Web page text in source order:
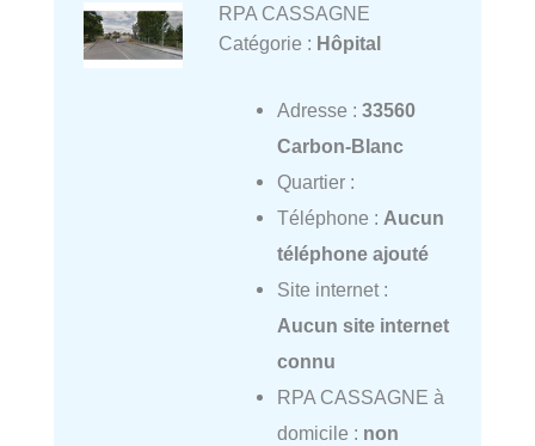
RPA CASSAGNE
Catégorie : Hôpital
Adresse : 33560
Carbon-Blanc
Quartier :
Téléphone : Aucun
téléphone ajouté
Site internet :
Aucun site internet
connu
RPA CASSAGNE à
domicile : non